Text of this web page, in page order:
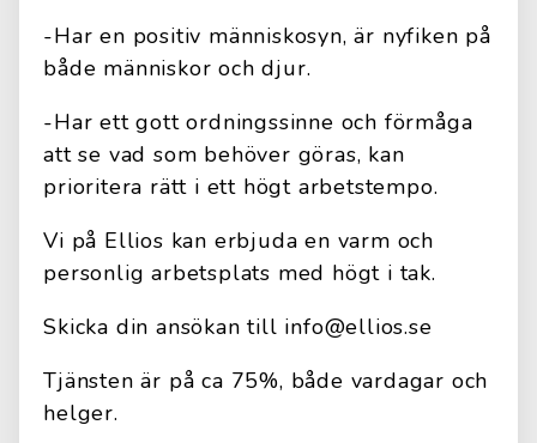
-Har en positiv människosyn, är nyfiken på
både människor och djur.
-Har ett gott ordningssinne och förmåga
att se vad som behöver göras, kan
prioritera rätt i ett högt arbetstempo.
Vi på Ellios kan erbjuda en varm och
personlig arbetsplats med högt i tak.
Skicka din ansökan till info@ellios.se
Tjänsten är på ca 75%, både vardagar och
helger.